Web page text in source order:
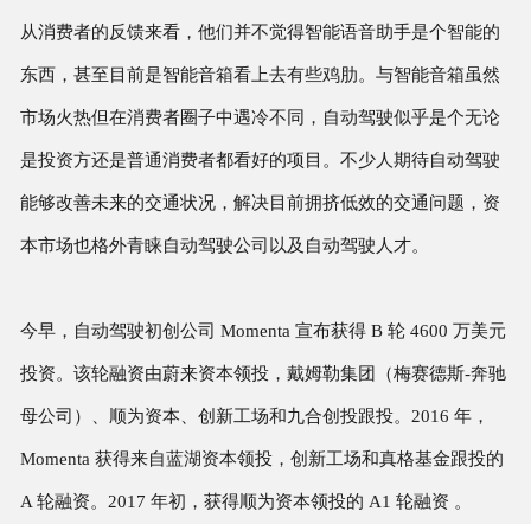
从消费者的反馈来看，他们并不觉得智能语音助手是个智能的
东西，甚至目前是智能音箱看上去有些鸡肋。与智能音箱虽然
市场火热但在消费者圈子中遇冷不同，自动驾驶似乎是个无论
是投资方还是普通消费者都看好的项目。不少人期待自动驾驶
能够改善未来的交通状况，解决目前拥挤低效的交通问题，资
本市场也格外青睐自动驾驶公司以及自动驾驶人才。
今早，自动驾驶初创公司 Momenta 宣布获得 B 轮 4600 万美元
投资。该轮融资由蔚来资本领投，戴姆勒集团（梅赛德斯-奔驰
母公司）、顺为资本、创新工场和九合创投跟投。2016 年，
Momenta 获得来自蓝湖资本领投，创新工场和真格基金跟投的
A 轮融资。2017 年初，获得顺为资本领投的 A1 轮融资 。